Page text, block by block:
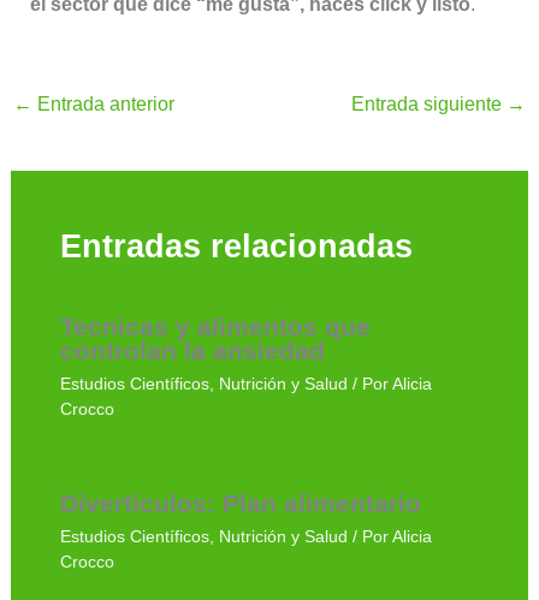
← Entrada anterior Entrada siguiente →
Entradas relacionadas
Tecnicas y alimentos que
controlan la ansiedad
Estudios Científicos, Nutrición y Salud / Por Alicia
Crocco
Divertículos: Plan alimentario
Estudios Científicos, Nutrición y Salud / Por Alicia
Crocco